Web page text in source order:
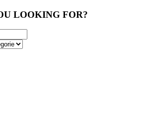
LOOKING FOR?